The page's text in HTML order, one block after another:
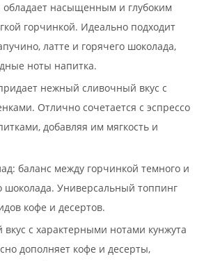
насыщенным и глубоким
горчинкой. Идеально подходит
латте и горячего шоколада,
ноты напитка.
нежный сливочный вкус с
Отлично сочетается с эспрессо
добавляя им мягкость и
баланс между горчинкой темного и
шоколада. Универсальный топпинг
кофе и десертов.
вкус с характерными нотами кунжута
дополняет кофе и десерты,